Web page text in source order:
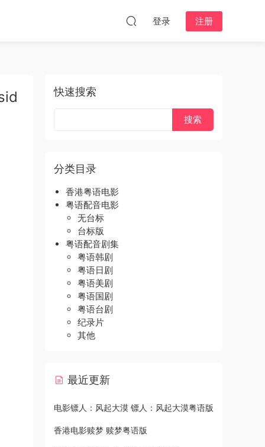
登录 注册
快速搜索
分类目录
香港粤语电影
粤语配音电影
无台标
台标版
粤语配音剧集
粤语韩剧
粤语日剧
粤语美剧
粤语国剧
粤语台剧
纪录片
其他
最近更新
电影镖人：风起大漠 镖人：风起大漠粤语版
香港电影赎梦 赎梦粤语版